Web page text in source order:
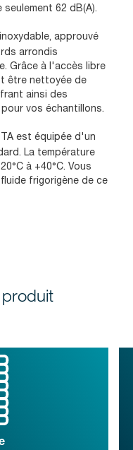
seulement 62 dB(A).
approuvé
arrondis
Grâce à l'accès libre
être nettoyée de
ainsi des
vos échantillons.
est équipée d'un
La température
à +40°C. Vous
frigorigène de ce